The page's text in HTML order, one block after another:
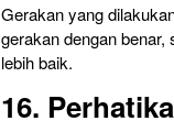
Gerakan yang
gerakan dengan
lebih baik.
16.